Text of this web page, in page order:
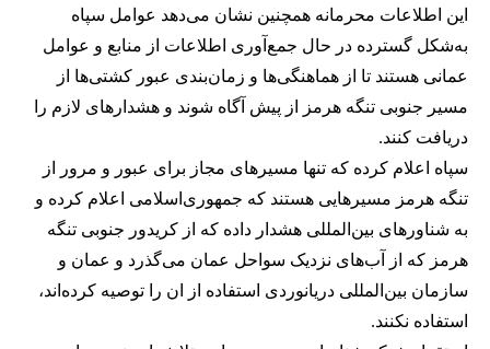
این اطلاعات محرمانه همچنین نشان می‌دهد عوامل سپاه
به‌شکل گسترده در حال جمع‌آوری اطلاعات از منابع و عوامل
عمانی هستند تا از هماهنگی‌ها و زمان‌بندی عبور کشتی‌ها از
مسیر جنوبی تنگه هرمز از پیش آگاه شوند و هشدارهای لازم را
دریافت کنند.
سپاه اعلام کرده که تنها مسیرهای مجاز برای عبور و مرور از
تنگه هرمز مسیرهایی هستند که جمهوری‌اسلامی اعلام کرده و
به شناورهای بین‌المللی هشدار داده که از کریدور جنوبی تنگه
هرمز که از آب‌های نزدیک سواحل عمان می‌گذرد و عمان و
سازمان بین‌المللی دریانوردی استفاده از ان را توصیه کرده‌اند،
استفاده نکنند.